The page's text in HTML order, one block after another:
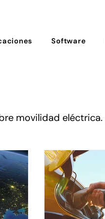
Software
movilidad eléctrica.